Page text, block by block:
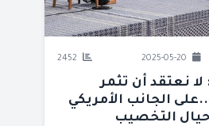
لا نعتقد أن تثمر
الجانب الأمريكي
التخصيب